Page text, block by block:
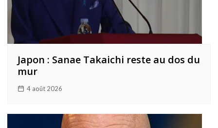
Japon : Sanae Takaichi reste au dos du
mur
4 août 2026